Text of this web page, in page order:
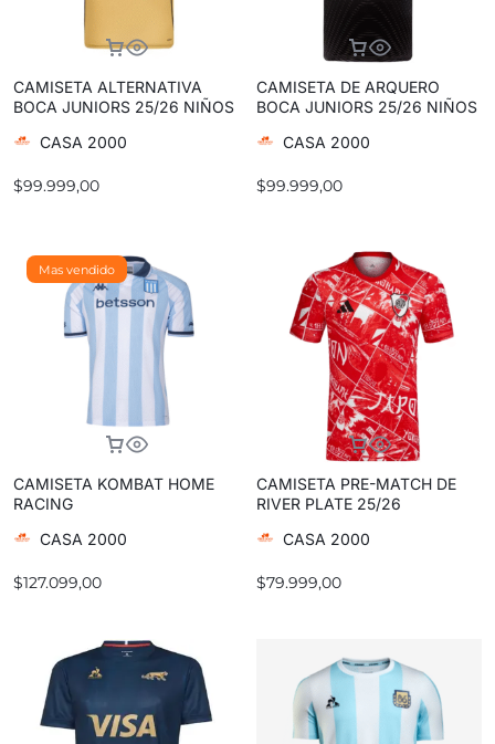
CAMISETA ALTERNATIVA
BOCA JUNIORS 25/26 NIÑOS
CASA 2000
$99.999,00
CAMISETA DE ARQUERO
BOCA JUNIORS 25/26 NIÑOS
CASA 2000
$99.999,00
Mas vendido
CAMISETA KOMBAT HOME
RACING
CASA 2000
$127.099,00
CAMISETA PRE-MATCH DE
RIVER PLATE 25/26
CASA 2000
$79.999,00